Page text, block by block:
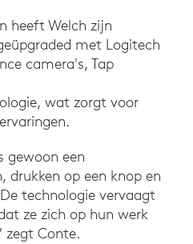
heeft Welch zijn
met Logitech
camera's, Tap
wat zorgt voor
gewoon een
drukken op een knop en
technologie vervaagt
ze zich op hun werk
zegt Conte.